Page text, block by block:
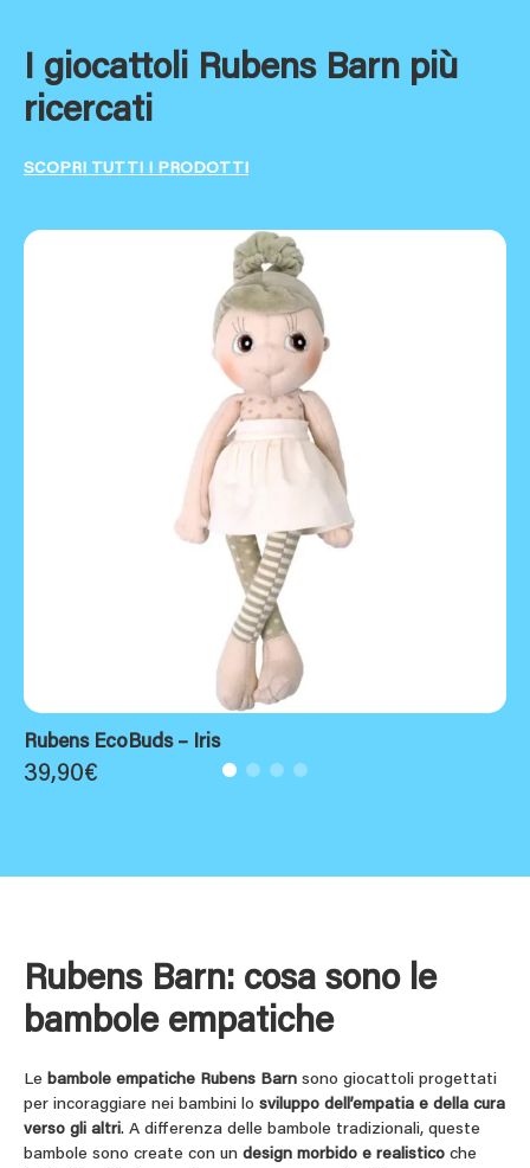
I giocattoli Rubens Barn più
ricercati
SCOPRI TUTTI I PRODOTTI
Rubens EcoBuds – Iris
39,90€
Rubens Barn: cosa sono le
bambole empatiche
Le bambole empatiche Rubens Barn sono giocattoli progettati
per incoraggiare nei bambini lo sviluppo dell’empatia e della cura
verso gli altri. A differenza delle bambole tradizionali, queste
bambole sono create con un design morbido e realistico che